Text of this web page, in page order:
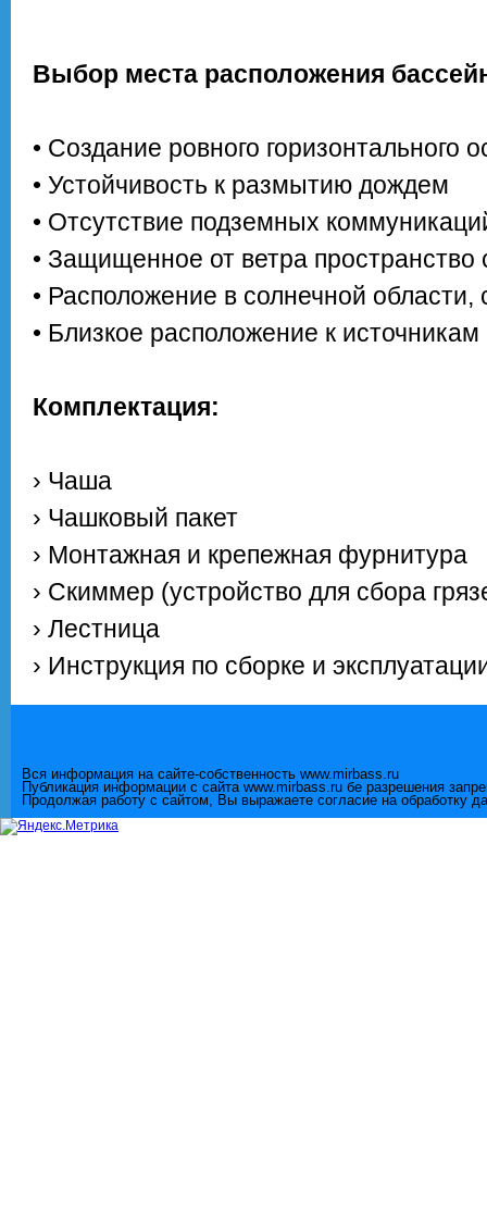
Выбор места расположения
• Создание ровного горизонтального
• Устойчивость к размытию дождем
• Отсутствие подземных
• Защищенное от ветра
• Расположение в солнечной
• Близкое расположение к
Комплектация:
› Чаша
› Чашковый пакет
› Монтажная и крепежная фурнитура
› Скиммер (устройство для сбора
› Лестница
› Инструкция по сборке и
Вся информация на сайте-собственность www.mirbass.ru
Публикация информации с сайта www.mirbass.ru бе разрешения
Продолжая работу с сайтом, Вы выражаете согласие на обработку